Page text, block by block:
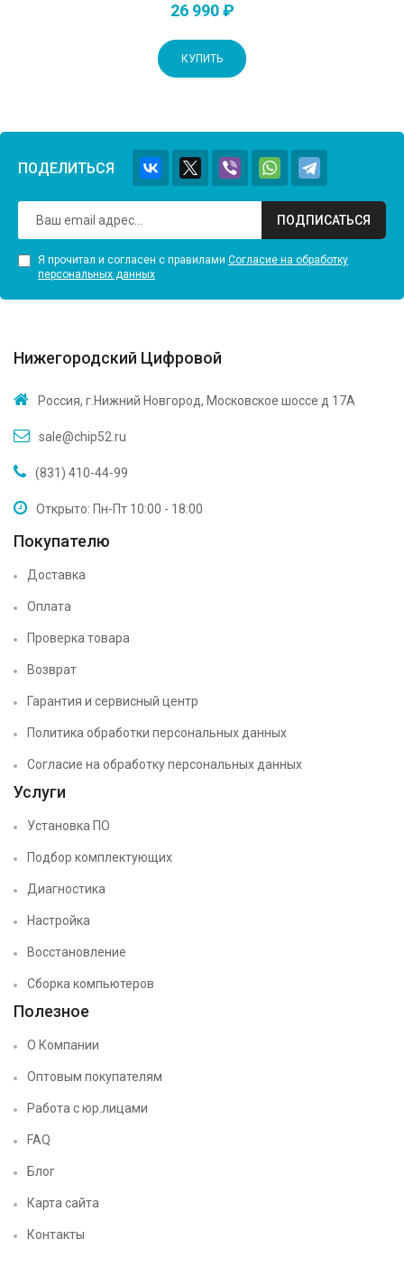
26 990 ₽
КУПИТЬ
ПОДЕЛИТЬСЯ
ПОДПИСАТЬСЯ
Я прочитал и согласен с правилами Согласие на обработку
персональных данных
Нижегородский Цифровой
Россия, г.Нижний Новгород, Московское шоссе д 17А
sale@chip52.ru
(831) 410-44-99
Открыто: Пн-Пт 10:00 - 18:00
Покупателю
Доставка
Оплата
Проверка товара
Возврат
Гарантия и сервисный центр
Политика обработки персональных данных
Согласие на обработку персональных данных
Услуги
Установка ПО
Подбор комплектующих
Диагностика
Настройка
Восстановление
Сборка компьютеров
Полезное
О Компании
Оптовым покупателям
Работа с юр.лицами
FAQ
Блог
Карта сайта
Контакты